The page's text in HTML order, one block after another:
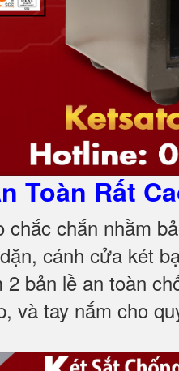
Toàn Rất
chắn nhằm
cánh cửa két
2 bản lề an toàn
và tay nắm cho